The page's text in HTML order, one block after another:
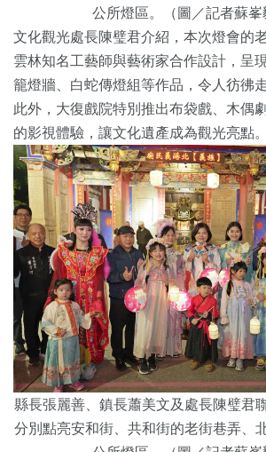
公所燈區。（圖／記者蘇峯
文化觀光處長陳璧君介紹，本次燈會的
雲林知名工藝師與藝術家合作設計，呈
籠燈牆、白蛇傳燈組等作品，令人彷彿
此外，大復戲院特別推出布袋戲、木偶
的影視體驗，讓文化遺產成為觀光亮點。
縣長張麗善、鎮長蕭美文及處長陳璧君
分別點亮安和街、共和街的老街巷弄、